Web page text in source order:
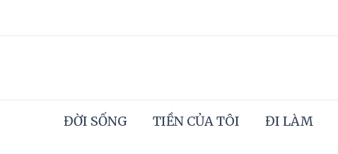
ĐỜI SỐNG TIỀN CỦA TÔI ĐI LÀM